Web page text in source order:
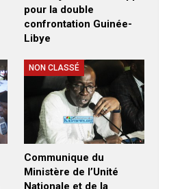
pour la double
confrontation Guinée-
Libye
NON CLASSÉ
Communique du
Ministère de l’Unité
Nationale et de la